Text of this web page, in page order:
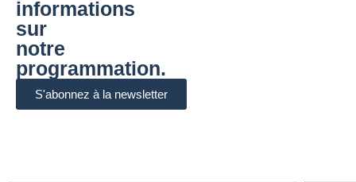
informations
sur
notre
programmation.
S'abonnez à la newsletter